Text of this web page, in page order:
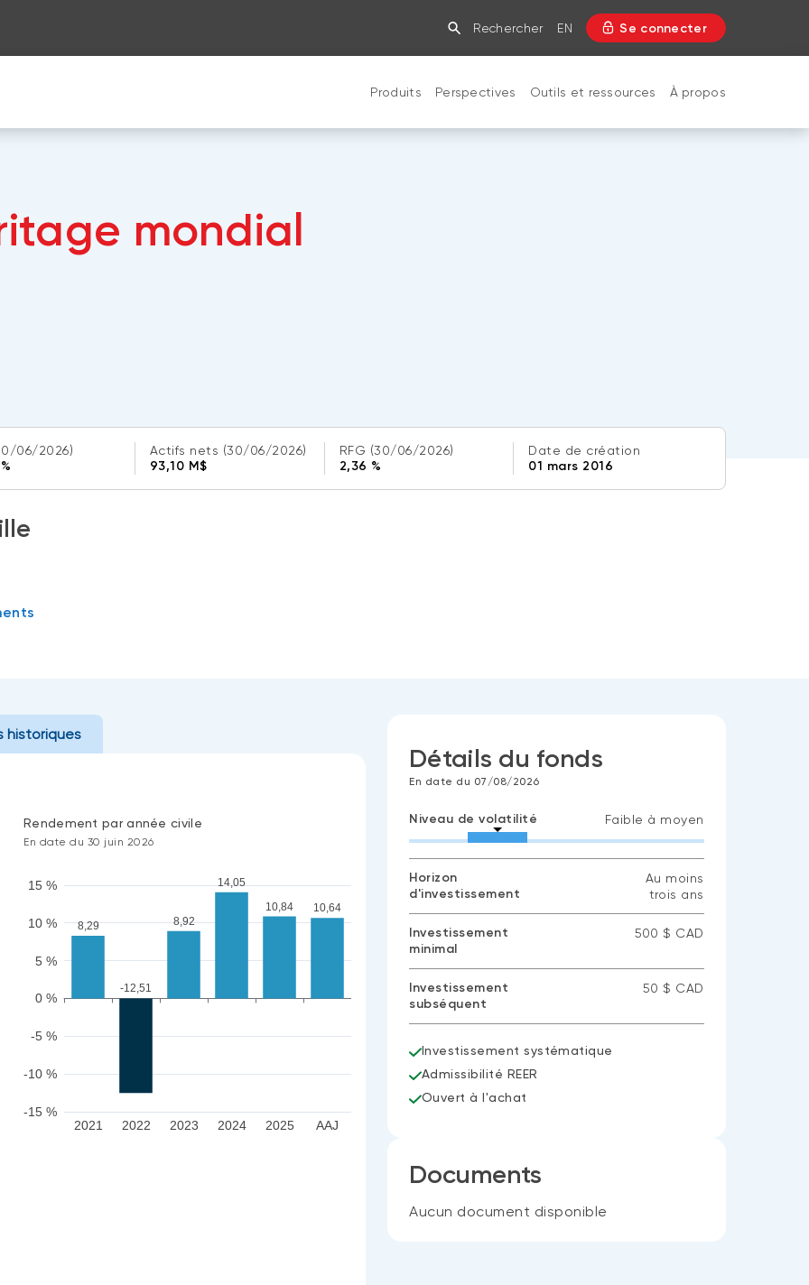
Rechercher EN Se connecter
Produits Perspectives Outils et ressources À propos
mondial
06/2026) Actifs nets (30/06/2026)
93,10 M$
RFG (30/06/2026)
2,36 %
Date de création
01 mars 2016
historiques
Rendement par année civile
En date du 30 juin 2026
-15 %
-10 %
-5 %
0 %
5 %
10 %
15 %
2021 2022 2023 2024 2025 AAJ
8,29
-12,51
8,92
14,05
10,84
10,64
Détails du fonds
En date du 07/08/2026
Niveau de volatilité Faible à moyen
Horizon
d'investissement
Au moins
trois ans
Investissement
minimal
500 $ CAD
Investissement
subséquent
50 $ CAD
Investissement systématique
Admissibilité REER
Ouvert à l'achat
Documents
Aucun document disponible